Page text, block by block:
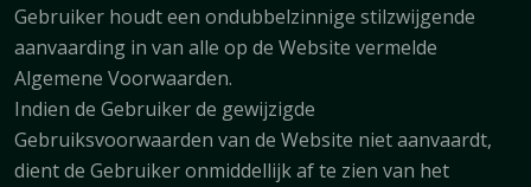
Gebruiker houdt een ondubbelzinnige stilzwijgende
aanvaarding in van alle op de Website vermelde
Algemene Voorwaarden.
Indien de Gebruiker de gewijzigde
Gebruiksvoorwaarden van de Website niet aanvaardt,
dient de Gebruiker onmiddellijk af te zien van het